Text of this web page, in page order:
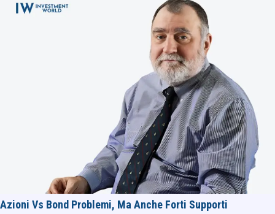
Azioni Vs Bond Problemi, Ma Anche Forti Supporti